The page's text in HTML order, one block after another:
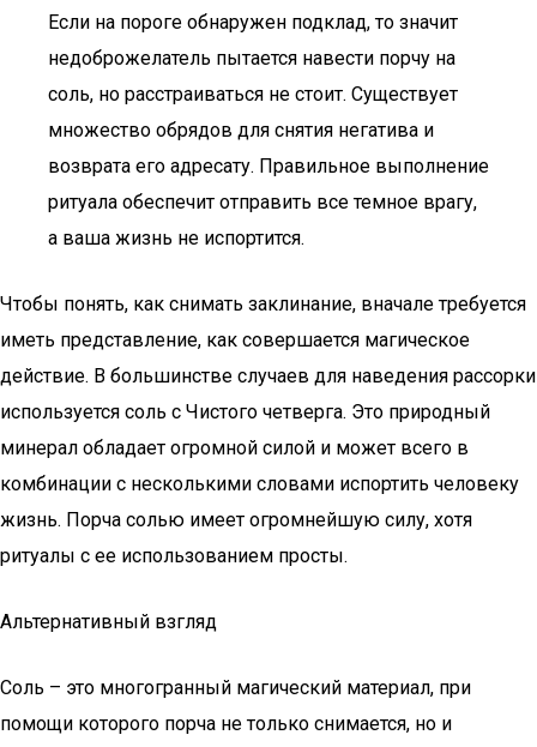
Если на пороге обнаружен подклад, то значит
недоброжелатель пытается навести порчу на
соль, но расстраиваться не стоит. Существует
множество обрядов для снятия негатива и
возврата его адресату. Правильное выполнение
ритуала обеспечит отправить все темное врагу,
а ваша жизнь не испортится.
Чтобы понять, как снимать заклинание, вначале требуется
иметь представление, как совершается магическое
действие. В большинстве случаев для наведения рассорки
используется соль с Чистого четверга. Это природный
минерал обладает огромной силой и может всего в
комбинации с несколькими словами испортить человеку
жизнь. Порча солью имеет огромнейшую силу, хотя
ритуалы с ее использованием просты.
Альтернативный взгляд
Соль – это многогранный магический материал, при
помощи которого порча не только снимается, но и